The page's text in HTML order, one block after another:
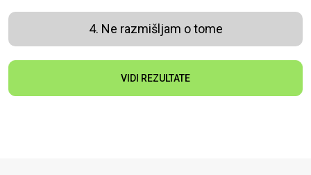
4. Ne razmišljam o tome
VIDI REZULTATE